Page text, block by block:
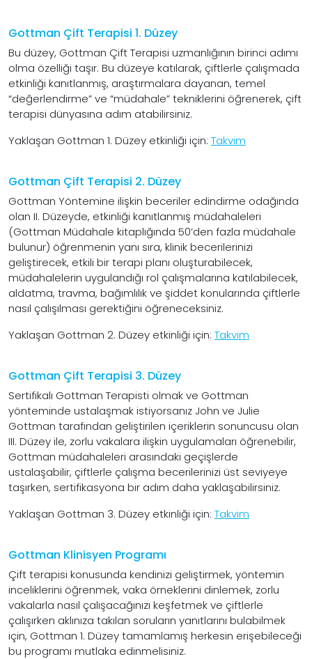
Gottman Çift Terapisi 1. Düzey
Bu düzey, Gottman Çift Terapisi uzmanlığının birinci adımı
olma özelliği taşır. Bu düzeye katılarak, çiftlerle çalışmada
etkinliği kanıtlanmış, araştırmalara dayanan, temel
“değerlendirme” ve “müdahale” tekniklerini öğrenerek, çift
terapisi dünyasına adım atabilirsiniz.
Yaklaşan Gottman 1. Düzey etkinliği için: Takvim
Gottman Çift Terapisi 2. Düzey
Gottman Yöntemine ilişkin beceriler edindirme odağında
olan II. Düzeyde, etkinliği kanıtlanmış müdahaleleri
(Gottman Müdahale kitaplığında 50’den fazla müdahale
bulunur) öğrenmenin yanı sıra, klinik becerilerinizi
geliştirecek, etkili bir terapi planı oluşturabilecek,
müdahalelerin uygulandığı rol çalışmalarına katılabilecek,
aldatma, travma, bağımlılık ve şiddet konularında çiftlerle
nasıl çalışılması gerektiğini öğreneceksiniz.
Yaklaşan Gottman 2. Düzey etkinliği için: Takvim
Gottman Çift Terapisi 3. Düzey
Sertifikalı Gottman Terapisti olmak ve Gottman
yönteminde ustalaşmak istiyorsanız John ve Julie
Gottman tarafından geliştirilen içeriklerin sonuncusu olan
III. Düzey ile, zorlu vakalara ilişkin uygulamaları öğrenebilir,
Gottman müdahaleleri arasındaki geçişlerde
ustalaşabilir, çiftlerle çalışma becerilerinizi üst seviyeye
taşırken, sertifikasyona bir adım daha yaklaşabilirsiniz.
Yaklaşan Gottman 3. Düzey etkinliği için: Takvim
Gottman Klinisyen Programı
Çift terapisi konusunda kendinizi geliştirmek, yöntemin
inceliklerini öğrenmek, vaka örneklerini dinlemek, zorlu
vakalarla nasıl çalışacağınızı keşfetmek ve çiftlerle
çalışırken aklınıza takılan soruların yanıtlarını bulabilmek
için, Gottman 1. Düzey tamamlamış herkesin erişebileceği
bu programı mutlaka edinmelisiniz.